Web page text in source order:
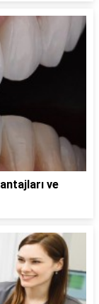
ve